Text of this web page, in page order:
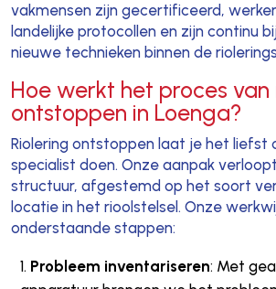
vakmensen zijn gecertificeerd,
landelijke protocollen en zijn continu
nieuwe technieken binnen de
Hoe werkt het proces van
ontstoppen in Loenga?
Riolering ontstoppen laat je het liefst
specialist doen. Onze aanpak
structuur, afgestemd op het soort
locatie in het rioolstelsel. Onze
onderstaande stappen:
Probleem inventariseren: Met